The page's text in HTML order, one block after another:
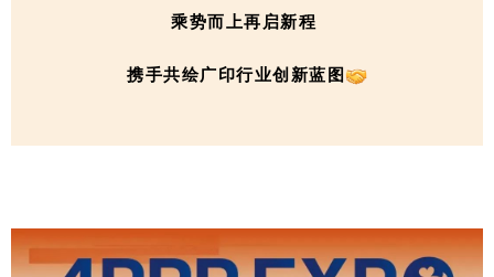
乘势而上再启新程
携手共绘广印行业创新蓝图